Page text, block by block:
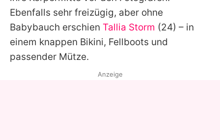
Ebenfalls sehr freizügig, aber ohne
Babybauch erschien Tallia Storm (24) – in
einem knappen Bikini, Fellboots und
passender Mütze.
Anzeige